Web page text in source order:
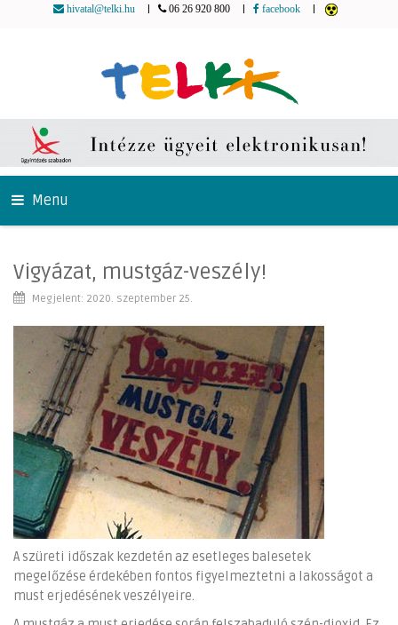
hivatal@telki.hu 06 26 920 800 facebook
Menu
Vigyázat, mustgáz-veszély!
Megjelent: 2020. szeptember 25.
A szüreti időszak kezdetén az esetleges balesetek
megelőzése érdekében fontos figyelmeztetni a lakosságot a
must erjedésének veszélyeire.